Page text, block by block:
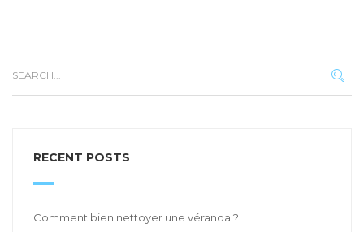
RECENT POSTS
Comment bien nettoyer une véranda ?